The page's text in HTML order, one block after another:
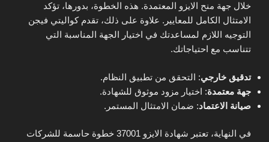
خلال جهة منح الايزو المعتمدة. هذه الخطوة، بدورها، تؤكد
الامتثال الكامل للمعايير. علاوة على ذلك، تقدم كواليتي فيجن
التوجيه اللازم لمساعدتك في اختيار الجهة المناسبة التي
تتناسب مع احتياجاتك.
تدقيق خارجي: التحقق من تطبيق النظام.
جهة معتمدة: اختيار مزود موثوق للشهادة.
صيانة الاعتماد: ضمان الامتثال المستمر.
في النهاية، تعتبر شهادة الايزو 37001 خطوة حاسمة للشركات